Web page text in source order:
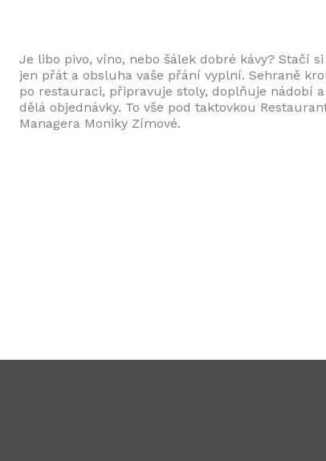
Je libo pivo, víno, nebo šálek dobré kávy? Stačí si
jen přát a obsluha vaše přání vyplní. Sehraně
po restauraci, připravuje stoly, doplňuje nádobí a
dělá objednávky. To vše pod taktovkou
Managera Moniky Zímové.